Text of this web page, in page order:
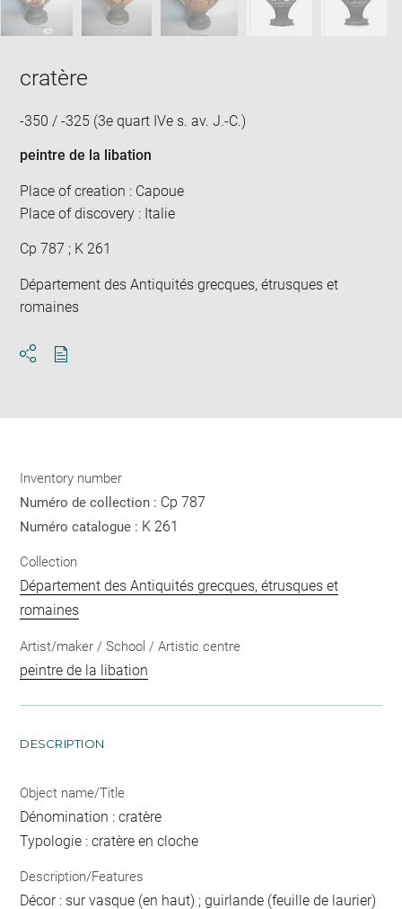
cratère
-350 / -325 (3e quart IVe s. av. J.-C.)
peintre de la libation
Place of creation : Capoue
Place of discovery : Italie
Cp 787 ; K 261
Département des Antiquités grecques, étrusques et
romaines
Inventory number
Numéro de collection : Cp 787
Numéro catalogue : K 261
Collection
Département des Antiquités grecques, étrusques et
romaines
Artist/maker / School / Artistic centre
peintre de la libation
DESCRIPTION
Object name/Title
Dénomination : cratère
Typologie : cratère en cloche
Description/Features
Décor : sur vasque (en haut) ; guirlande (feuille de laurier)